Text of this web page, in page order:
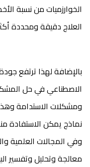
الخوارزميات من نسبة
العلاج دقيقة ومحددة
بالإضافة لهذا ترتفع
الاصطناعي في حل
ومشكلات الاستدامة
نماذج يمكن الاستفادة
وفي المجالات العلمية
معالجة وتحليل وتفسير